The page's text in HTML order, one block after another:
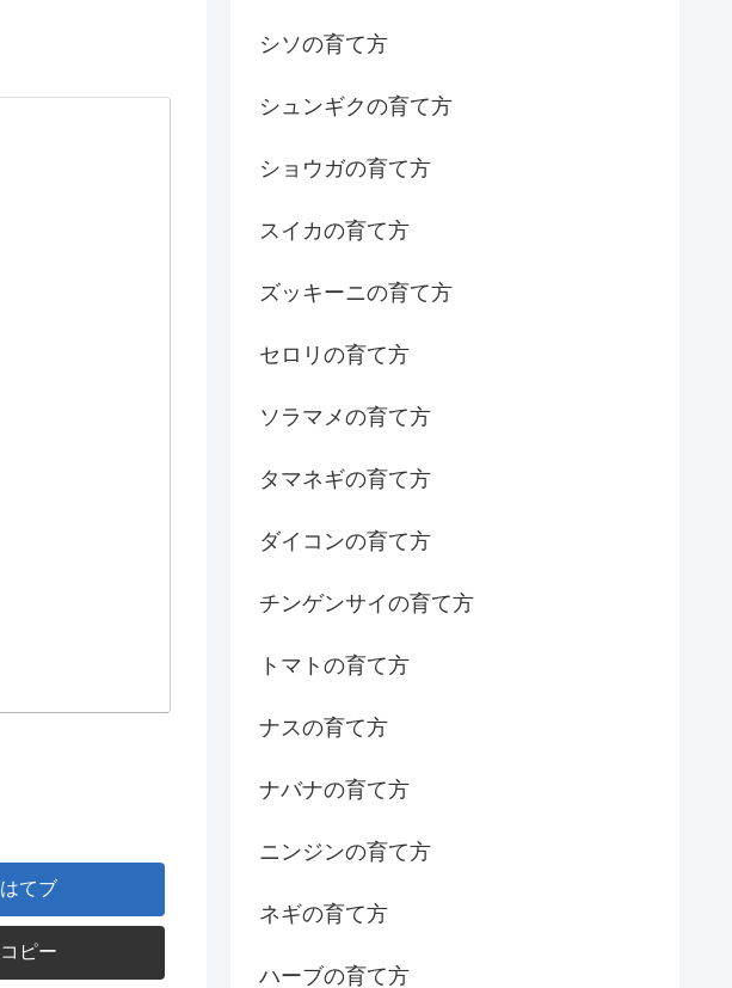
はてブ
コピー
シソの育て方
シュンギクの育て方
ショウガの育て方
スイカの育て方
ズッキーニの育て方
セロリの育て方
ソラマメの育て方
タマネギの育て方
ダイコンの育て方
チンゲンサイの育て方
トマトの育て方
ナスの育て方
ナバナの育て方
ニンジンの育て方
ネギの育て方
ハーブの育て方